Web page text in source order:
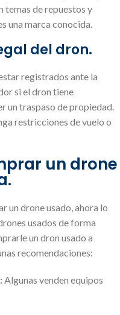
temas de repuestos y
una marca conocida.
del dron.
registrados ante la
si el dron tiene
un traspaso de propiedad.
restricciones de vuelo o
un drone
un drone usado, ahora lo
usados de forma
un dron usado a
recomendaciones:
Algunas venden equipos